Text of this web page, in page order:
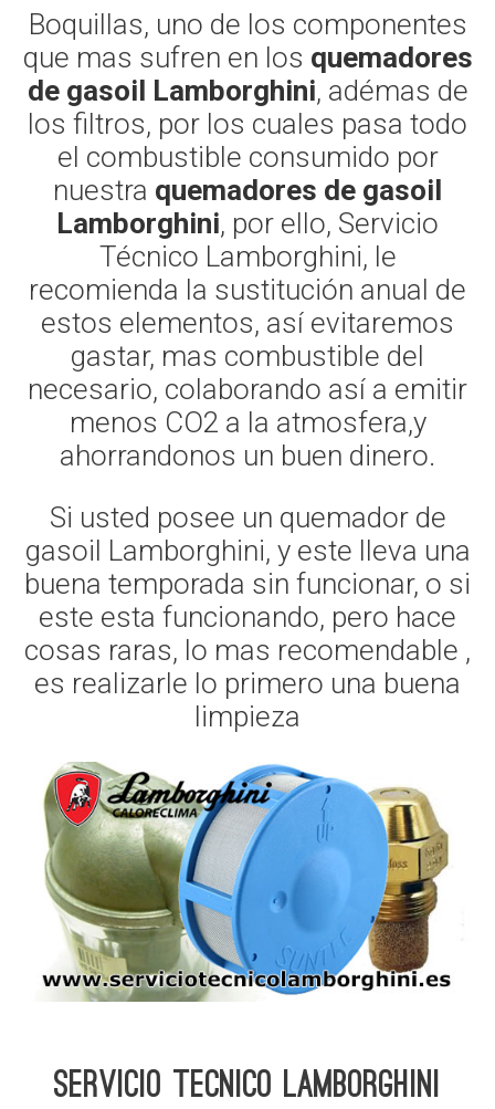
Boquillas, uno de los componentes
que mas sufren en los quemadores
de gasoil Lamborghini, adémas de
los filtros, por los cuales pasa todo
el combustible consumido por
nuestra quemadores de gasoil
Lamborghini, por ello, Servicio
Técnico Lamborghini, le
recomienda la sustitución anual de
estos elementos, así evitaremos
gastar, mas combustible del
necesario, colaborando así a emitir
menos CO2 a la atmosfera,y
ahorrandonos un buen dinero.
Si usted posee un quemador de
gasoil Lamborghini, y este lleva una
buena temporada sin funcionar, o si
este esta funcionando, pero hace
cosas raras, lo mas recomendable ,
es realizarle lo primero una buena
limpieza
Servicio Tecnico Lamborghini